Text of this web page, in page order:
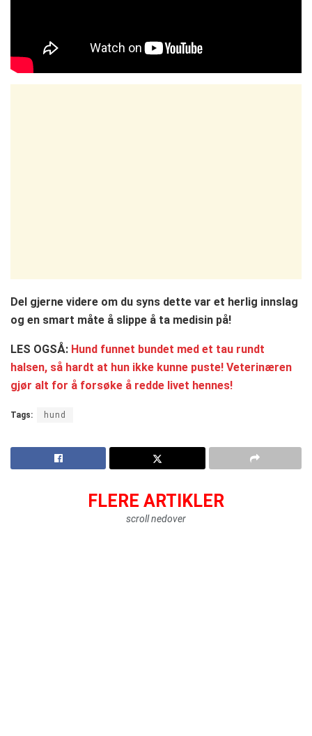
Del gjerne videre om du syns dette var et herlig innslag
og en smart måte å slippe å ta medisin på!
LES OGSÅ: Hund funnet bundet med et tau rundt
halsen, så hardt at hun ikke kunne puste! Veterinæren
gjør alt for å forsøke å redde livet hennes!
Tags: hund
FLERE ARTIKLER
scroll nedover